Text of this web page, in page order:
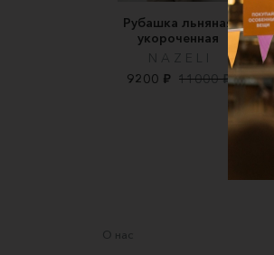
Рубашка льняная
укороченная
N A Z E L I
9200 ₽ 11000 ₽
О нас